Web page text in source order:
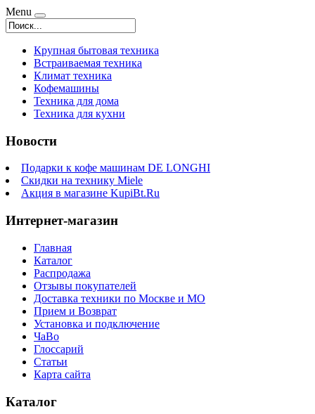
Menu
Крупная бытовая техника
Встраиваемая техника
Климат техника
Кофемашины
Техника для дома
Техника для кухни
Новости
Подарки к кофе машинам DE LONGHI
Скидки на технику Miele
Акция в магазине KupiBt.Ru
Интернет-магазин
Главная
Каталог
Распродажа
Отзывы покупателей
Доставка техники по Москве и МО
Прием и Возврат
Установка и подключение
ЧаВо
Глоссарий
Статьи
Карта сайта
Каталог